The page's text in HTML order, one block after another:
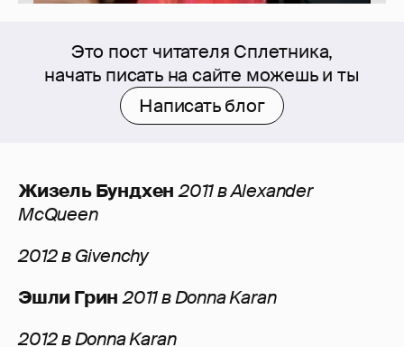
Это пост читателя Сплетника,
начать писать на сайте можешь и ты
Написать блог
Жизель Бундхен 2011 в Alexander
McQueen
2012 в Givenchy
Эшли Грин 2011 в Donna Karan
2012 в Donna Karan